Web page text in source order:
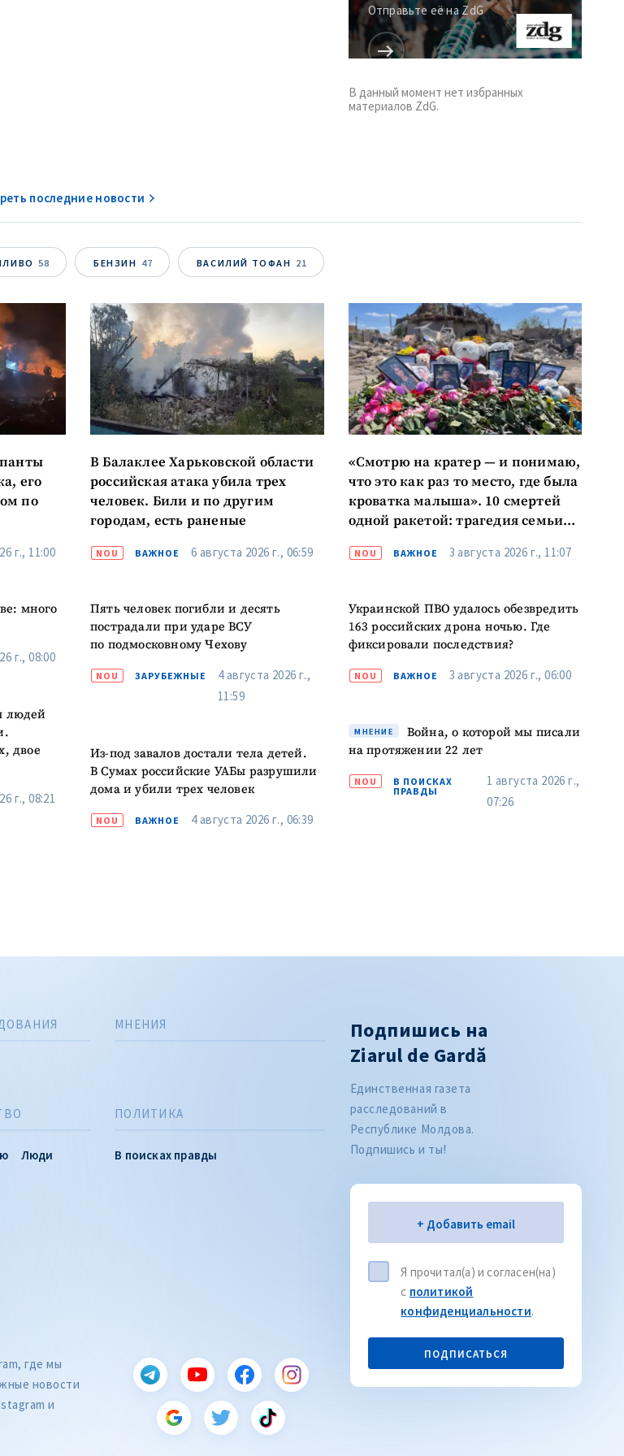
Отправьте её на ZdG
В данный момент нет избранных
материалов ZdG.
последние новости
58 БЕНЗИН 47 ВАСИЛИЙ ТОФАН 21
его
по
г., 11:00
много
г., 08:00
людей
двое
г., 08:21
В Балаклее Харьковской области
российская атака убила трех
человек. Били и по другим
городам, есть раненые
NOU ВАЖНОЕ 6 августа 2026 г., 06:59
Пять человек погибли и десять
пострадали при ударе ВСУ
по подмосковному Чехову
NOU ЗАРУБЕЖНЫЕ
4 августа 2026 г.,
11:59
Из-под завалов достали тела детей.
В Сумах российские УАБы разрушили
дома и убили трех человек
NOU ВАЖНОЕ 4 августа 2026 г., 06:39
«Смотрю на кратер — и понимаю,
что это как раз то место, где была
кроватка малыша». 10 смертей
одной ракетой: трагедия семьи
NOU ВАЖНОЕ 3 августа 2026 г., 11:07
Украинской ПВО удалось обезвредить
163 российских дрона ночью. Где
фиксировали последствия?
NOU ВАЖНОЕ 3 августа 2026 г., 06:00
МНЕНИЕ
Война, о которой мы писали
на протяжении 22 лет
NOU
В ПОИСКАХ
ПРАВДЫ
1 августа 2026 г.,
07:26
ПОЛИТИКА
В поисках правды
Люди
МНЕНИЯ
Подпишись на
Ziarul de Gardă
Единственная газета
расследований в
Республике Молдова.
Подпишись и ты!
Электронная почта
+ Добавить email
Я прочитал(а) и согласен(на)
с политикой
конфиденциальности.
ПОДПИСАТЬСЯ
где мы
новости
и
Анонимный источник
+ Моё имя
Электронная почта
+ Мой email
Телефон + Личный телефон
Я прочитал(а) и согласен(на) с
ОТПРАВИТЬ НОВОСТЬ
Citește articolul
CITEȘTE